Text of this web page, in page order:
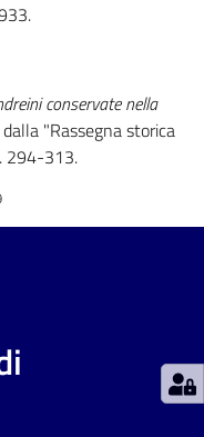
conservate nella
"Rassegna storica
294-313.